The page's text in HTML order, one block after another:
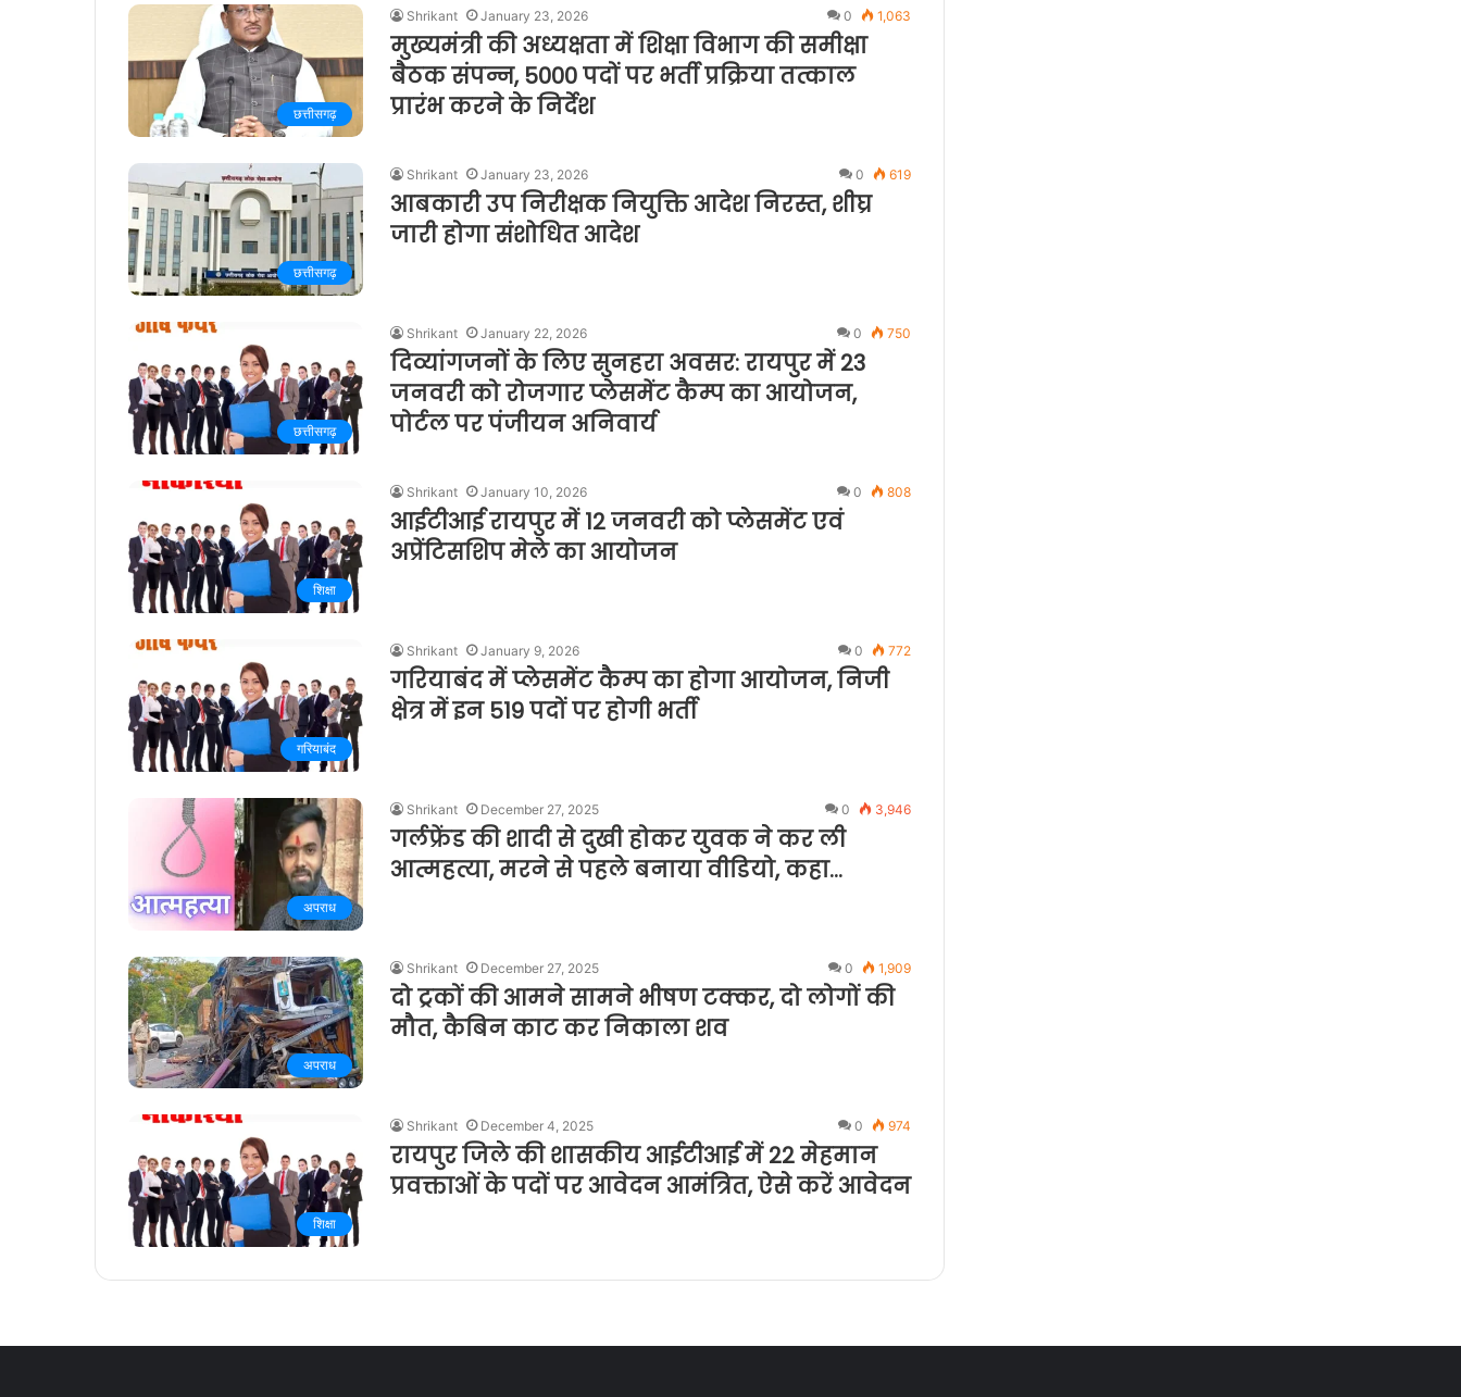
छत्तीसगढ़
Shrikant January 23, 2026 0 1,063
मुख्यमंत्री की अध्यक्षता में शिक्षा विभाग की समीक्षा
बैठक संपन्न, 5000 पदों पर भर्ती प्रक्रिया तत्काल
प्रारंभ करने के निर्देश
छत्तीसगढ़
Shrikant January 23, 2026 0 619
आबकारी उप निरीक्षक नियुक्ति आदेश निरस्त, शीघ्र
जारी होगा संशोधित आदेश
छत्तीसगढ़
Shrikant January 22, 2026 0 750
दिव्यांगजनों के लिए सुनहरा अवसर: रायपुर में 23
जनवरी को रोजगार प्लेसमेंट कैम्प का आयोजन,
पोर्टल पर पंजीयन अनिवार्य
शिक्षा
Shrikant January 10, 2026 0 808
आईटीआई रायपुर में 12 जनवरी को प्लेसमेंट एवं
अप्रेंटिसशिप मेले का आयोजन
गरियाबंद
Shrikant January 9, 2026 0 772
गरियाबंद में प्लेसमेंट कैम्प का होगा आयोजन, निजी
क्षेत्र में इन 519 पदों पर होगी भर्ती
अपराध
Shrikant December 27, 2025 0 3,946
गर्लफ्रेंड की शादी से दुखी होकर युवक ने कर ली
आत्महत्या, मरने से पहले बनाया वीडियो, कहा…
अपराध
Shrikant December 27, 2025 0 1,909
दो ट्रकों की आमने सामने भीषण टक्कर, दो लोगों की
मौत, कैबिन काट कर निकाला शव
शिक्षा
Shrikant December 4, 2025 0 974
रायपुर जिले की शासकीय आईटीआई में 22 मेहमान
प्रवक्ताओं के पदों पर आवेदन आमंत्रित, ऐसे करें आवेदन